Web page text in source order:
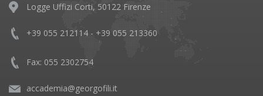
Logge Uffizi Corti, 50122 Firenze
+39 055 212114 - +39 055 213360
Fax: 055 2302754
accademia@georgofili.it